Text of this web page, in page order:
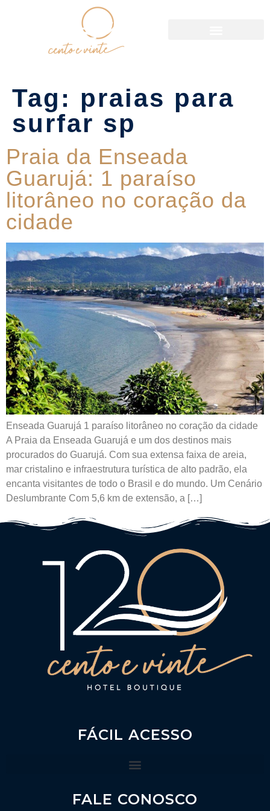
Tag: praias para
surfar sp
Praia da Enseada
Guarujá: 1 paraíso
litorâneo no coração da
cidade
Enseada Guarujá 1 paraíso litorâneo no coração da cidade
A Praia da Enseada Guarujá e um dos destinos mais
procurados do Guarujá. Com sua extensa faixa de areia,
mar cristalino e infraestrutura turística de alto padrão, ela
encanta visitantes de todo o Brasil e do mundo. Um Cenário
Deslumbrante Com 5,6 km de extensão, a […]
FÁCIL ACESSO
FALE CONOSCO